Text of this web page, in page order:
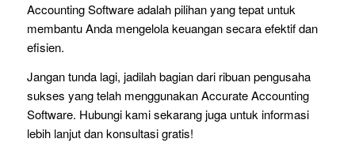
Accounting Software adalah pilihan yang tepat untuk
membantu Anda mengelola keuangan secara efektif dan
efisien.
Jangan tunda lagi, jadilah bagian dari ribuan pengusaha
sukses yang telah menggunakan Accurate Accounting
Software. Hubungi kami sekarang juga untuk informasi
lebih lanjut dan konsultasi gratis!